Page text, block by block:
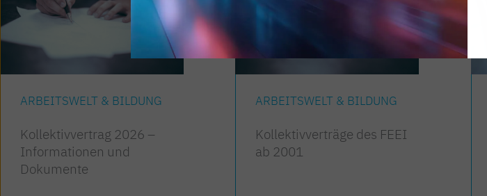
ARBEITSWELT & BILDUNG
Kollektivvertrag 2026 –
Informationen und
Dokumente
ARBEITSWELT & BILDUNG
Kollektivverträge des FEEI
ab 2001